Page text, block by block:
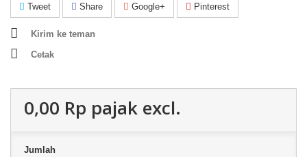
Tweet Share Google+ Pinterest
Kirim ke teman
Cetak
0,00 Rp‎ pajak excl.
Jumlah